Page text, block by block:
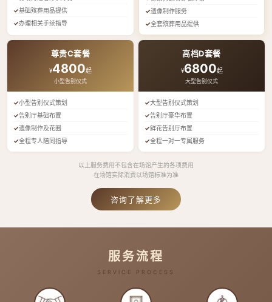
基础殡葬用品提供
办理相关手续指导
遗像制作服务
全套殡葬用品提供
尊贵C套餐
¥4800起
小型告别仪式
小型告别仪式策划
告别厅基础布置
遗像制作及花圈
全程专人陪同指导
高档D套餐
¥6800起
大型告别仪式
大型告别仪式策划
告别厅豪华布置
鲜花告别厅布置
全程一对一专属服务
以上服务费用不包含在场馆产生的各项费用
在场馆实际消费以场馆标准为准
咨询了解更多
服务流程
SERVICE PROCESS